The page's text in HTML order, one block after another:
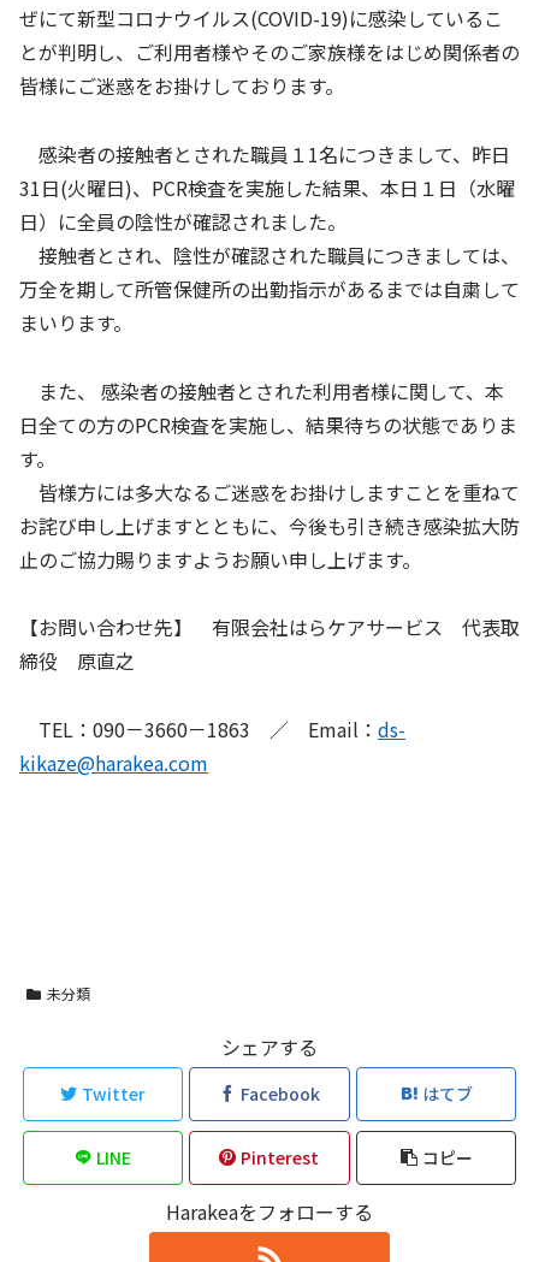
ぜにて新型コロナウイルス(COVID-19)に感染しているこ
とが判明し、ご利用者様やそのご家族様をはじめ関係者の
皆様にご迷惑をお掛けしております。
感染者の接触者とされた職員１1名につきまして、昨日
31日(火曜日)、PCR検査を実施した結果、本日１日（水曜
日）に全員の陰性が確認されました。
接触者とされ、陰性が確認された職員につきましては、
万全を期して所管保健所の出勤指示があるまでは自粛して
まいります。
また、 感染者の接触者とされた利用者様に関して、本
日全ての方のPCR検査を実施し、結果待ちの状態でありま
す。
皆様方には多大なるご迷惑をお掛けしますことを重ねて
お詫び申し上げますとともに、今後も引き続き感染拡大防
止のご協力賜りますようお願い申し上げます。
【お問い合わせ先】 有限会社はらケアサービス 代表取
締役 原直之
TEL：090－3660－1863 ／ Email： ds-
kikaze@harakea.com
未分類
シェアする
Twitter Facebook はてブ
LINE Pinterest コピー
Harakeaをフォローする